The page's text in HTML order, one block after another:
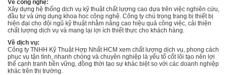
Về công nghệ:
Xây dựng hệ thống dịch vụ kỹ thuật chất lượng cao dựa trên việc nghiên cứu,
đầu tư và ứng dụng khoa học công nghệ. Công ty chú trọng trang bị thiết bị
hiện đại cho đội ngũ kỹ thuật nhằm nâng cao hiệu quả công việc, cải thiện
chất lượng dịch vụ và mang lại lợi ích thiết thực cho khách hàng.
Về dịch vụ:
Công ty TNHH Kỹ Thuật Hợp Nhất HCM xem chất lượng dịch vụ, phong cách
phục vụ tận tình, nhanh chóng và chuyên nghiệp là yếu tố cốt lõi tạo nên lợi
thế cạnh tranh bền vững, đồng thời tạo sự khác biệt so với các doanh nghiệp
khác trên thị trường.